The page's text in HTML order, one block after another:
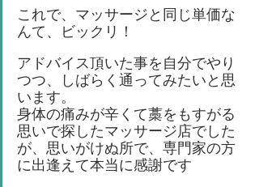
これで、マッサージと同じ単価な
んて、ビックリ！
アドバイス頂いた事を自分でやり
つつ、しばらく通ってみたいと思
います。
身体の痛みが辛くて藁をもすがる
思いで探したマッサージ店でした
が、思いがけぬ所で、専門家の方
に出逢えて本当に感謝です